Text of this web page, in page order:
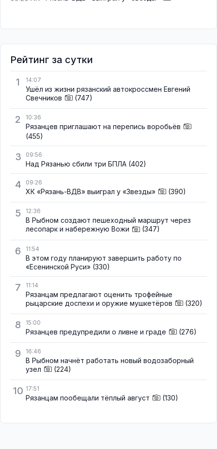
Рейтинг за сутки
1
14:07
Ушёл из жизни рязанский автокроссмен Евгений
Свечников
(747)
2 10:36
Рязанцев приглашают на перепись воробьёв
(455)
3 09:56
Над Рязанью сбили три БПЛА (402)
4 09:26
ХК «Рязань-ВДВ» выиграл у «Звезды» (390)
5 12:36
В Рыбном создают пешеходный маршрут через
лесопарк и набережную Вожи
(347)
6 11:54
В этом году планируют завершить работу по
«Есенинской Руси» (330)
7 11:14
Рязанцам предлагают оценить трофейные
рыцарские доспехи и оружие мушкетёров
(320)
8 15:00
Рязанцев предупредили о ливне и граде (276)
9 16:46
В Рыбном начнёт работать новый водозаборный
узел
(224)
10 17:51
Рязанцам пообещали тёплый август (130)